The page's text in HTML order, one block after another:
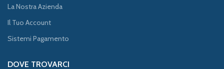
La Nostra Azienda
Il Tuo Account
Sistemi Pagamento
DOVE TROVARCI